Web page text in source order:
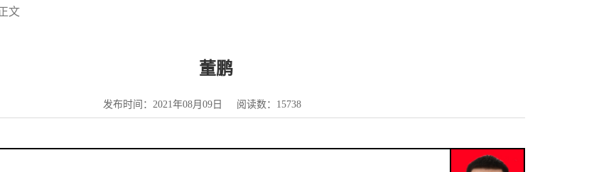
文
董鹏
发布时间：2021年08月09日 阅读数： 15738